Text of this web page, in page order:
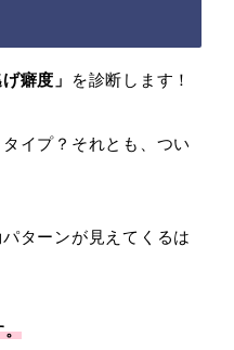
げ癖度」 を診断します！
イプ？それとも、つい
ターンが見えてくるは
。